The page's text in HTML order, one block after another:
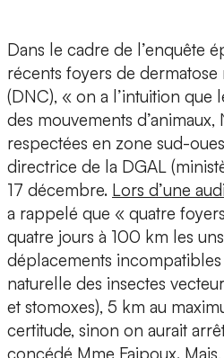
Dans le cadre de l’enquête
récents foyers de
(DNC), « on a l’intuition que
des mouvements d’animaux,
respectées en zone sud-
directrice de la DGAL
17 décembre. Lors d’une
a rappelé que « quatre
quatre jours à 100 km les
déplacements
naturelle des insectes
et stomoxes), 5 km au
certitude, sinon on aurait
concédé Mme Faipoux.